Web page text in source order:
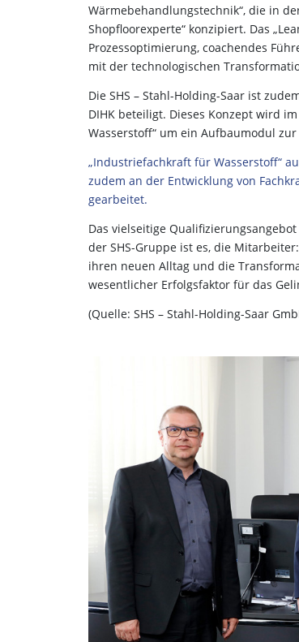
Wärmebehandlungstechnik“, die in
Shopfloorexperte“ konzipiert. Das
Prozessoptimierung, coachendes
mit der technologischen
Die SHS – Stahl-Holding-Saar ist
DIHK beteiligt. Dieses Konzept wird
Wasserstoff“ um ein Aufbaumodul
„Industriefachkraft für Wasserstoff“
zudem an der Entwicklung von
gearbeitet.
Das vielseitige
der SHS-Gruppe ist es, die
ihren neuen Alltag und die
wesentlicher Erfolgsfaktor für das
(Quelle: SHS – Stahl-Holding-Saar